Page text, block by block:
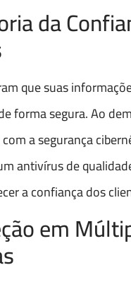
da
que suas
forma segura. Ao
a segurança
antivírus de
a confiança dos
em